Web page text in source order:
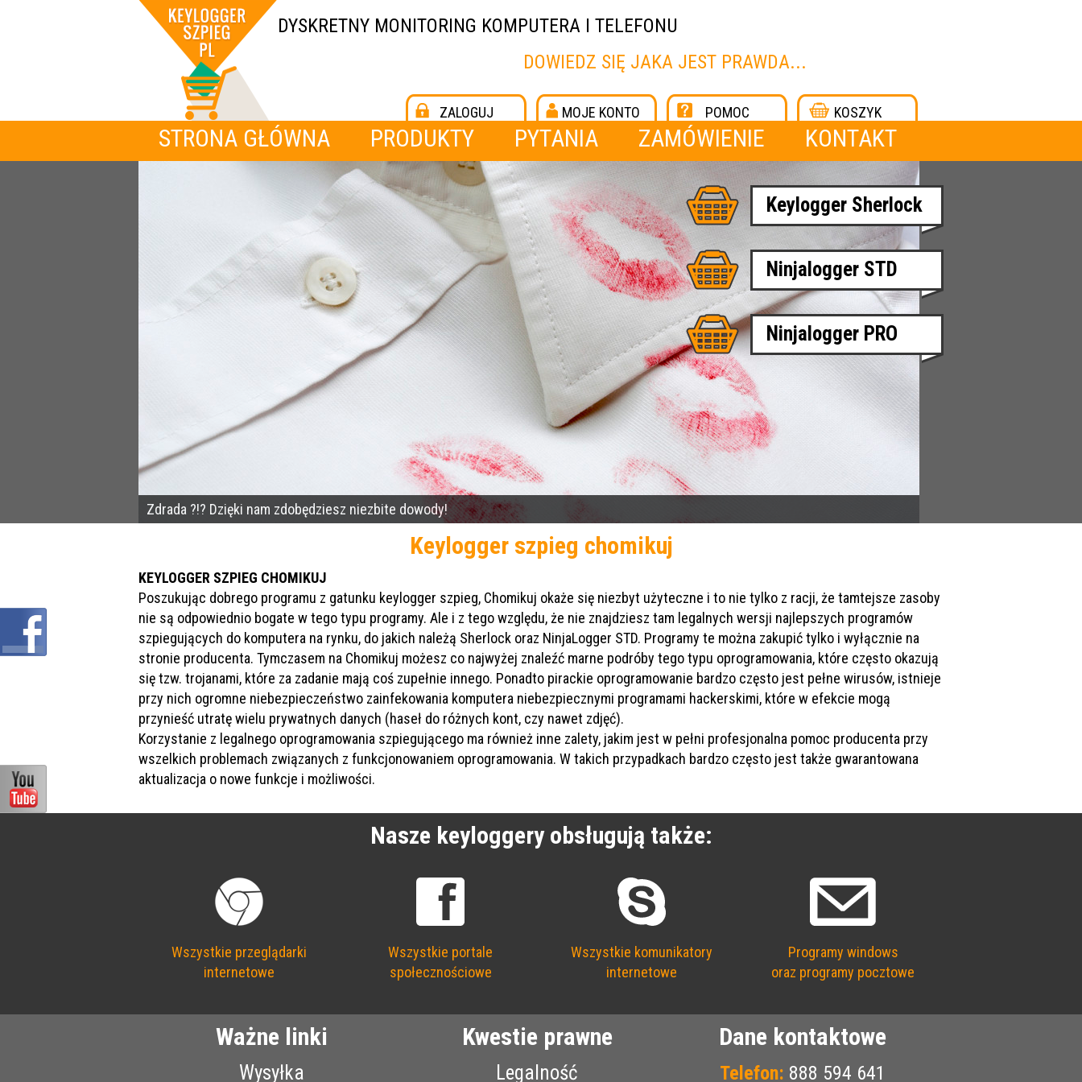
DYSKRETNY MONITORING KOMPUTERA I TELEFONU
DOWIEDZ SIĘ JAKA JEST PRAWDA...
ZALOGUJ MOJE KONTO POMOC KOSZYK
STRONA GŁÓWNA PRODUKTY PYTANIA ZAMÓWIENIE KONTAKT
Keylogger Sherlock
Ninjalogger STD
Ninjalogger PRO
Zdrada ?!? Dzięki nam zdobędziesz niezbite dowody!
Keylogger szpieg chomikuj
KEYLOGGER SZPIEG CHOMIKUJ
Poszukując dobrego programu z gatunku keylogger szpieg, Chomikuj okaże się niezbyt użyteczne i to nie tylko z racji, że tamtejsze zasoby
nie są odpowiednio bogate w tego typu programy. Ale i z tego względu, że nie znajdziesz tam legalnych wersji najlepszych programów
szpiegujących do komputera na rynku, do jakich należą Sherlock oraz NinjaLogger STD. Programy te można zakupić tylko i wyłącznie na
stronie producenta. Tymczasem na Chomikuj możesz co najwyżej znaleźć marne podróby tego typu oprogramowania, które często okazują
się tzw. trojanami, które za zadanie mają coś zupełnie innego. Ponadto pirackie oprogramowanie bardzo często jest pełne wirusów, istnieje
przy nich ogromne niebezpieczeństwo zainfekowania komputera niebezpiecznymi programami hackerskimi, które w efekcie mogą
przynieść utratę wielu prywatnych danych (haseł do różnych kont, czy nawet zdjęć).
Korzystanie z legalnego oprogramowania szpiegującego ma również inne zalety, jakim jest w pełni profesjonalna pomoc producenta przy
wszelkich problemach związanych z funkcjonowaniem oprogramowania. W takich przypadkach bardzo często jest także gwarantowana
aktualizacja o nowe funkcje i możliwości.
Nasze keyloggery obsługują także:
Wszystkie przeglądarki
internetowe
Wszystkie portale
społecznościowe
Wszystkie komunikatory
internetowe
Programy windows
oraz programy pocztowe
Ważne linki
Wysyłka
Kwestie prawne
Legalność
Dane kontaktowe
Telefon: 888 594 641